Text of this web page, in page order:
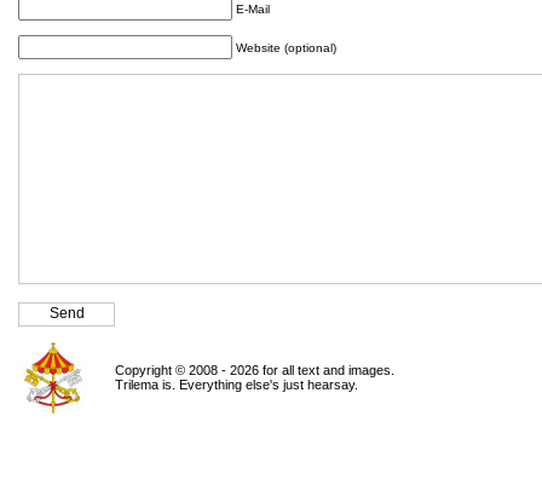
E-Mail
Website (optional)
Copyright © 2008 - 2026 for all text and images.
Trilema is. Everything else's just hearsay.